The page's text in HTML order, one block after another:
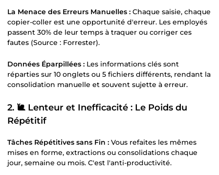
La Menace des Erreurs Manuelles : Chaque saisie, chaque
copier-coller est une opportunité d'erreur. Les employés
passent 30% de leur temps à traquer ou corriger ces
fautes (Source : Forrester).
Données Éparpillées : Les informations clés sont
réparties sur 10 onglets ou 5 fichiers différents, rendant la
consolidation manuelle et souvent sujette à erreur.
2. 🐌 Lenteur et Inefficacité : Le Poids du
Répétitif
Tâches Répétitives sans Fin : Vous refaites les mêmes
mises en forme, extractions ou consolidations chaque
jour, semaine ou mois. C'est l'anti-productivité.